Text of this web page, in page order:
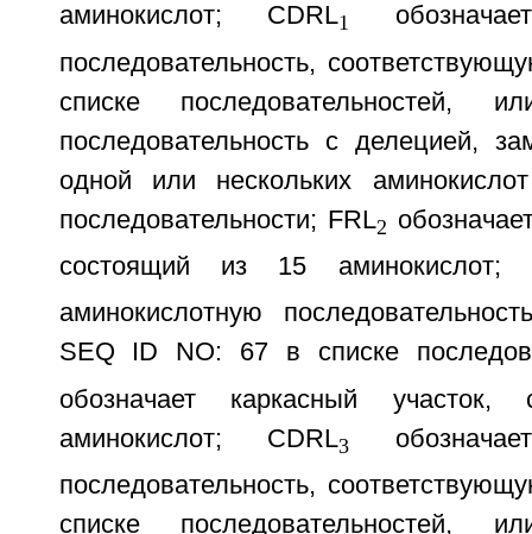
аминокислот; CDRL1
последовательность,
списке последовательностей,
последовательность с делецией,
одной или нескольких
последовательности; FRL2
состоящий из 15 аминокислот;
аминокислотную
SEQ ID NO: 67 в списке
обозначает каркасный
аминокислот; CDRL3
последовательность,
списке последовательностей,